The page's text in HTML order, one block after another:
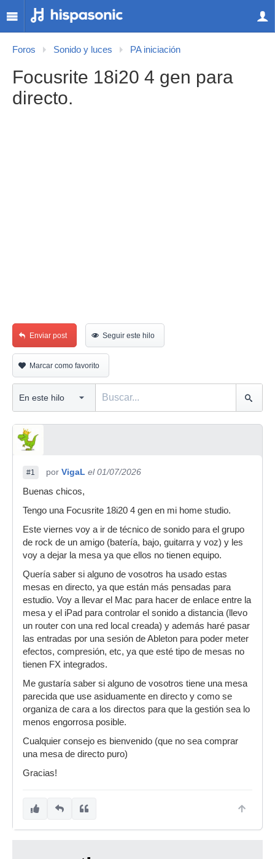
Foros Sonido y luces PA iniciación
Focusrite 18i20 4 gen para
directo.
Enviar post Seguir este hilo
Marcar como favorito
#1 por VigaL el 01/07/2026
Buenas chicos,
Tengo una Focusrite 18i20 4 gen en mi home studio.
Este viernes voy a ir de técnico de sonido para el grupo
de rock de un amigo (batería, bajo, guitarra y voz) y les
voy a dejar la mesa ya que ellos no tienen equipo.
Quería saber si alguno de vosotros ha usado estas
mesas en directo, ya que están más pensadas para
estudio. Voy a llevar el Mac para hacer de enlace entre la
mesa y el iPad para controlar el sonido a distancia (llevo
un router con una red local creada) y además haré pasar
las entradas por una sesión de Ableton para poder meter
efectos, compresión, etc, ya que esté tipo de mesas no
tienen FX integrados.
Me gustaría saber si alguno de vosotros tiene una mesa
parecida que use asiduamente en directo y como se
organiza de cara a los directos para que la gestión sea lo
menos engorrosa posible.
Cualquier consejo es bienvenido (que no sea comprar
una mesa de directo puro)
Gracias!